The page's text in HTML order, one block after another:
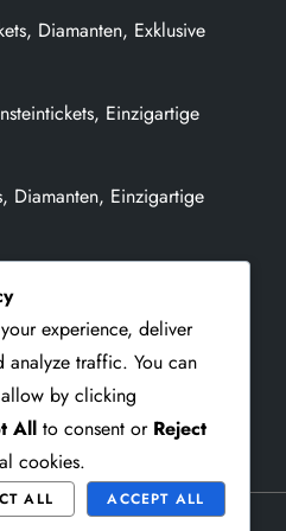
Diamanten, Exklusive
Einzigartige
Diamanten, Einzigartige
Meilenstein-Tickets,
experience, deliver
analyze traffic. You can
by clicking
All to consent or Reject
cookies.
ALL ACCEPT ALL